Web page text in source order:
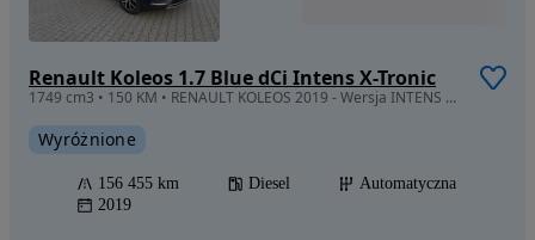
Renault Koleos 1.7 Blue dCi Intens X-Tronic
1749 cm3 • 150 KM • RENAULT KOLEOS 2019 - Wersja INTENS Blue dCi 150 X-Tronic 4x2
Wyróżnione
156 455 km Diesel
Automatyczna
2019